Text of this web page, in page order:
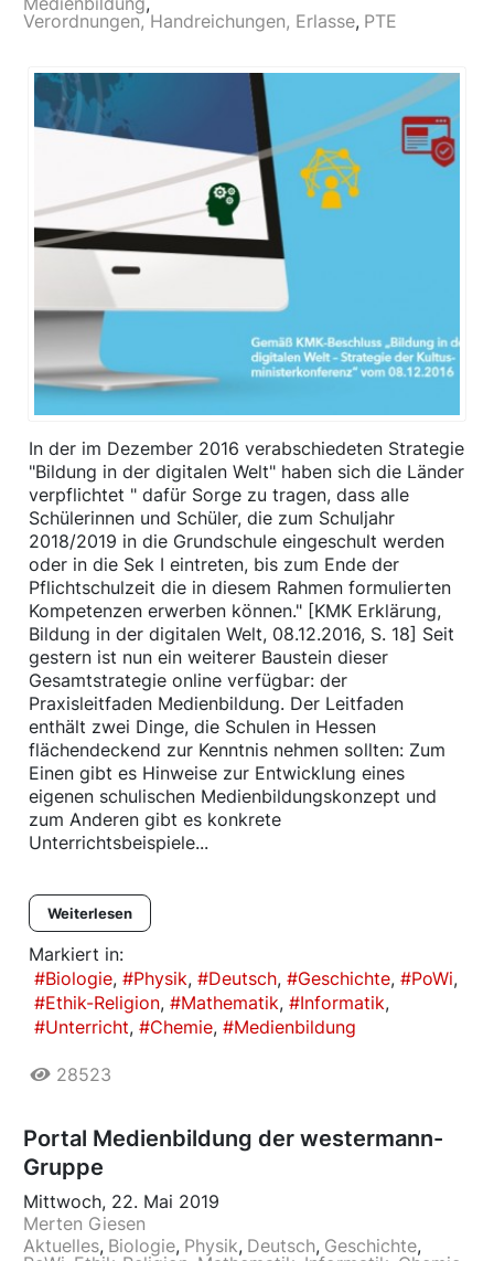
Verordnungen, Handreichungen, Erlasse PTE
In der im Dezember 2016 verabschiedeten Strategie
"Bildung in der digitalen Welt" haben sich die Länder
verpflichtet " dafür Sorge zu tragen, dass alle
Schülerinnen und Schüler, die zum Schuljahr
2018/2019 in die Grundschule eingeschult werden
oder in die Sek I eintreten, bis zum Ende der
Pflichtschulzeit die in diesem Rahmen formulierten
Kompetenzen erwerben können." [KMK Erklärung,
Bildung in der digitalen Welt, 08.12.2016, S. 18] Seit
gestern ist nun ein weiterer Baustein dieser
Gesamtstrategie online verfügbar: der
Praxisleitfaden Medienbildung. Der Leitfaden
enthält zwei Dinge, die Schulen in Hessen
flächendeckend zur Kenntnis nehmen sollten: Zum
Einen gibt es Hinweise zur Entwicklung eines
eigenen schulischen Medienbildungskonzept und
zum Anderen gibt es konkrete
Unterrichtsbeispiele...
Weiterlesen
Markiert in:
Biologie
Physik Deutsch Geschichte
PoWi
Ethik-Religion
Mathematik
Informatik
Unterricht
Chemie Medienbildung
28523
Portal Medienbildung der westermann-
Gruppe
Mittwoch, 22. Mai 2019
Merten Giesen
Aktuelles Biologie Physik Deutsch Geschichte